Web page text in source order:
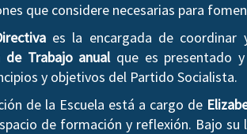
que considere necesarias para
es la encargada de coordinar
de Trabajo anualque es presentado y
y objetivos del Partido Socialista.
de la Escuela está a cargo de
de formación y reflexión. Bajo